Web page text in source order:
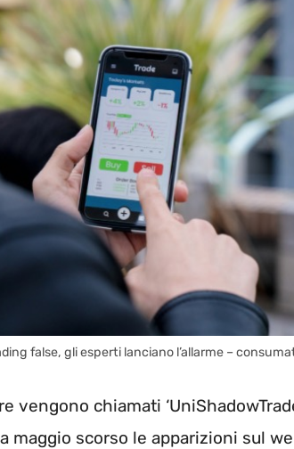
false, gli esperti lanciano l’allarme –
vengono chiamati
maggio scorso le apparizioni sul